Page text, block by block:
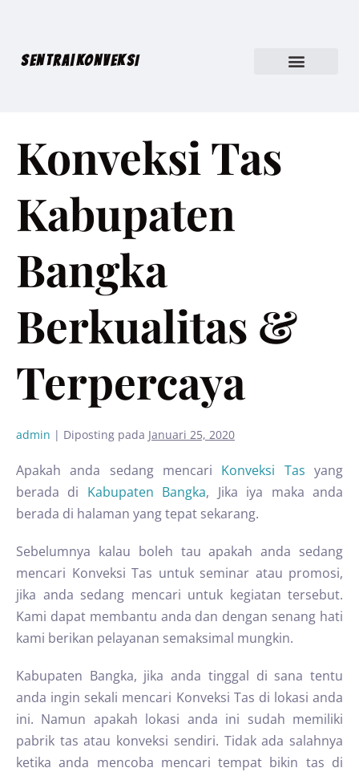
SENTRA|KONVEKSI
Konveksi Tas
Kabupaten
Bangka
Berkualitas &
Terpercaya
admin | Diposting pada Januari 25, 2020
Apakah anda sedang mencari Konveksi Tas yang
berada di Kabupaten Bangka, Jika iya maka anda
berada di halaman yang tepat sekarang.
Sebelumnya kalau boleh tau apakah anda sedang
mencari Konveksi Tas untuk seminar atau promosi,
jika anda sedang mencari untuk kegiatan tersebut.
Kami dapat membantu anda dan dengan senang hati
kami berikan pelayanan semaksimal mungkin.
Kabupaten Bangka, jika anda tinggal di sana tentu
anda ingin sekali mencari Konveksi Tas di lokasi anda
ini. Namun apakah lokasi anda ini sudah memiliki
pabrik tas atau konveksi sendiri. Tidak ada salahnya
ketika anda mencoba mencari tempat bikin tas di